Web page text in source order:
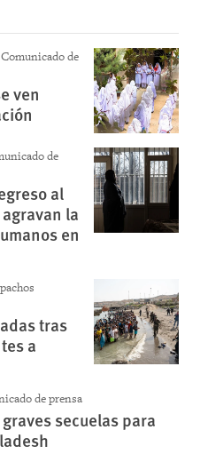
Comunicado de
ven
de
al
la
en
tras
a
de prensa
secuelas para